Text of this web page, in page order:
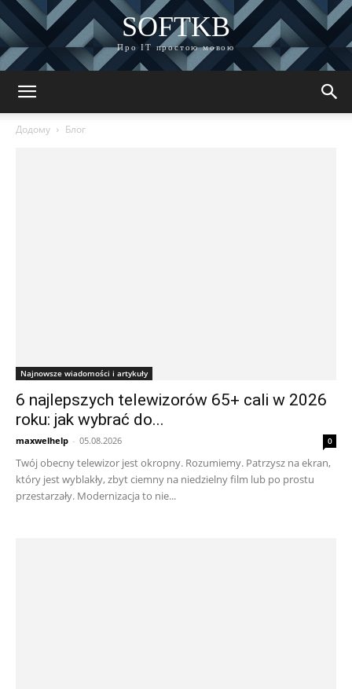
SOFTKB
Про ІТ простою мовою
Додому Блог
Najnowsze wiadomości i artykuły
6 najlepszych telewizorów 65+ cali w 2026
roku: jak wybrać do...
maxwelhelp - 05.08.2026 0
Twój obecny telewizor jest okropny. Rozumiemy. Patrzysz na ekran,
który jest wyblakły, zbyt ciemny na niedzielny film lub po prostu
przestarzały. Modernizacja to nie...